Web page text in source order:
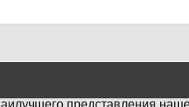
представления